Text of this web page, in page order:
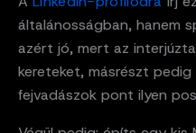
általánosságban, hanem
azért jó, mert az
kereteket, másrészt
fejvadászok pont ilyen